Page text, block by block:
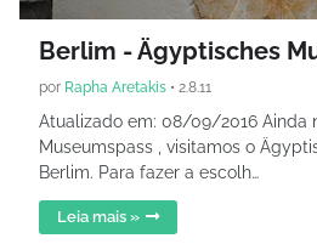
Berlim - Ägyptisches
por Rapha Aretakis • 2.8.11
Atualizado em: 08/09/2016 Ainda
Museumspass , visitamos o
Berlim. Para fazer a escolh…
Leia mais »